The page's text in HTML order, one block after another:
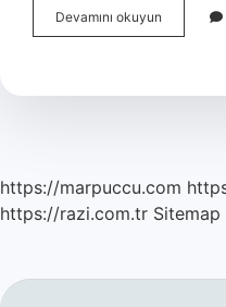
Devamını okuyun Yunanistan
Kaç
Sı
https://marpuccu.com
https://razi.com.tr Sitemap